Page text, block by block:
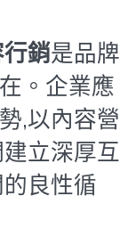
銷是品牌
。企業應
,以內容營
立深厚互
良性循